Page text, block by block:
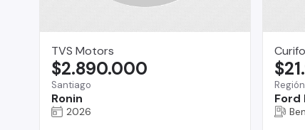
TVS Motors
Santiago
Ronin
$2.890.000
2026
Ford